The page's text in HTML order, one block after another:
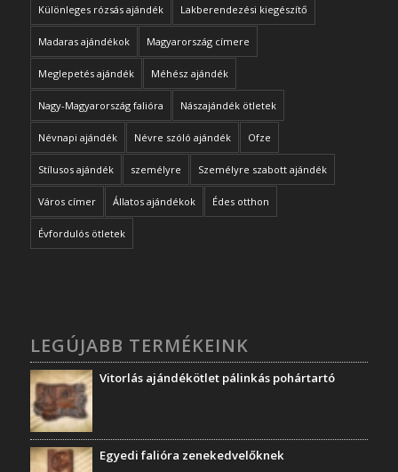
Különleges rózsás ajándék Lakberendezési kiegészítő
Madaras ajándékok Magyarország címere
Meglepetés ajándék Méhész ajándék
Nagy-Magyarország falióra Nászajándék ötletek
Névnapi ajándék Névre szóló ajándék Ofze
Stílusos ajándék személyre Személyre szabott ajándék
Város címer Állatos ajándékok Édes otthon
Évfordulós ötletek
LEGÚJABB TERMÉKEINK
Vitorlás ajándékötlet pálinkás pohártartó
Egyedi falióra zenekedvelőknek